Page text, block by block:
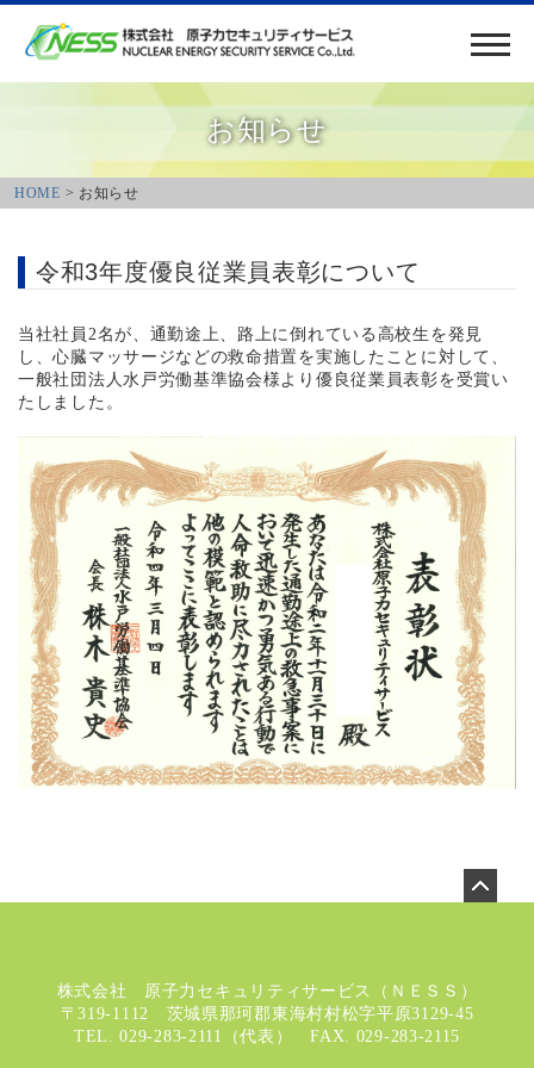
お知らせ
HOME > お知らせ
令和3年度優良従業員表彰について
当社社員2名が、通勤途上、路上に倒れている高校生を発見
し、心臓マッサージなどの救命措置を実施したことに対して、
一般社団法人水戸労働基準協会様より優良従業員表彰を受賞い
たしました。
株式会社 原子力セキュリティサービス（ＮＥＳＳ）
〒319-1112 茨城県那珂郡東海村村松字平原3129-45
TEL. 029-283-2111（代表） FAX. 029-283-2115